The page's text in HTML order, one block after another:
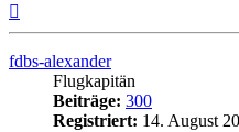
fdbs-alexander
Flugkapitän
Beiträge: 300
Registriert: 14. August